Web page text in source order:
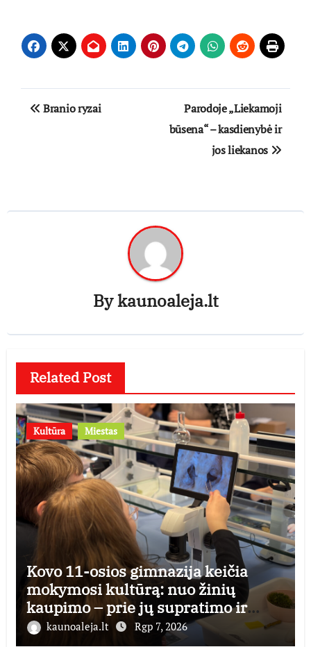
Navigacija
Branio ryzai
Parodoje „Liekamoji
būsena“ – kasdienybė ir
jos liekanos
Bykaunoaleja.lt
Related Post
Kultūra Miestas
Kovo 11-osios gimnazija keičia
mokymosi kultūrą: nuo žinių
kaupimo – prie jų supratimo ir
taikymo
kaunoaleja.lt Rgp 7, 2026